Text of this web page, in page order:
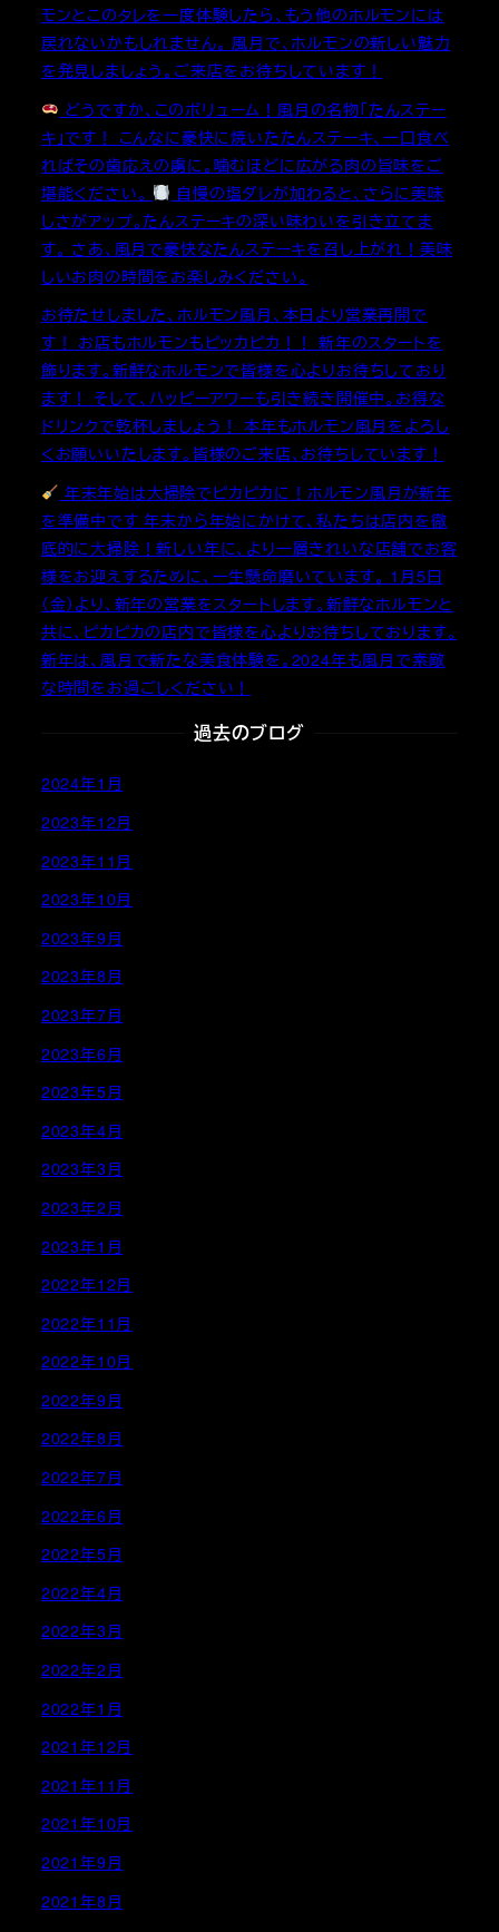
モンとこのタレを一度体験したら、もう他のホルモンには
戻れないかもしれません。 風月で、ホルモンの新しい魅力
を発見しましょう。ご来店をお待ちしています！
どうですか、このボリューム！風月の名物「たんステー
キ」です！ こんなに豪快に焼いたたんステーキ、一口食べ
ればその歯応えの虜に。噛むほどに広がる肉の旨味をご
堪能ください。
自慢の塩ダレが加わると、さらに美味
しさがアップ。たんステーキの深い味わいを引き立てま
す。 さあ、風月で豪快なたんステーキを召し上がれ！美味
しいお肉の時間をお楽しみください。
お待たせしました、ホルモン風月、本日より営業再開で
す！ お店もホルモンもピッカピカ！！ 新年のスタートを
飾ります。新鮮なホルモンで皆様を心よりお待ちしており
ます！ そして、ハッピーアワーも引き続き開催中。お得な
ドリンクで乾杯しましょう！ 本年もホルモン風月をよろし
くお願いいたします。皆様のご来店、お待ちしています！
年末年始は大掃除でピカピカに！ホルモン風月が新年
を準備中です 年末から年始にかけて、私たちは店内を徹
底的に大掃除！新しい年に、より一層きれいな店舗でお客
様をお迎えするために、一生懸命磨いています。 1月5日
（金）より、新年の営業をスタートします。新鮮なホルモンと
共に、ピカピカの店内で皆様を心よりお待ちしております。
新年は、風月で新たな美食体験を。2024年も風月で素敵
な時間をお過ごしください！
過去のブログ
2024年1月
2023年12月
2023年11月
2023年10月
2023年9月
2023年8月
2023年7月
2023年6月
2023年5月
2023年4月
2023年3月
2023年2月
2023年1月
2022年12月
2022年11月
2022年10月
2022年9月
2022年8月
2022年7月
2022年6月
2022年5月
2022年4月
2022年3月
2022年2月
2022年1月
2021年12月
2021年11月
2021年10月
2021年9月
2021年8月